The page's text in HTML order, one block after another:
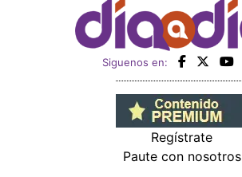
Siguenos en:
Regístrate
Paute con nosotros